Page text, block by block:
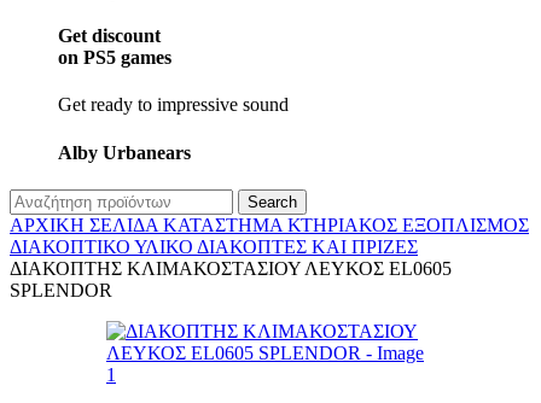
Get discount
on PS5 games
Get ready to impressive sound
Alby Urbanears
Search
ΑΡΧΙΚΉ ΣΕΛΊΔΑ ΚΑΤΆΣΤΗΜΑ ΚΤΗΡΙΑΚΌΣ ΕΞΟΠΛΙΣΜΌΣ
ΔΙΑΚΟΠΤΙΚΌ ΥΛΙΚΌ ΔΙΑΚΌΠΤΕΣ ΚΑΙ ΠΡΊΖΕΣ
ΔΙΑΚΟΠΤΗΣ ΚΛΙΜΑΚΟΣΤΑΣΙΟΥ ΛΕΥΚΟΣ EL0605
SPLENDOR